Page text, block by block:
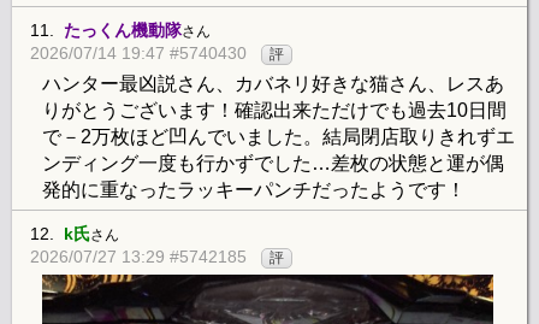
11. たっくん機動隊さん
2026/07/14 19:47 #5740430 評
ハンター最凶説さん、カバネリ好きな猫さん、レスあ
りがとうございます！確認出来ただけでも過去10日間
で－2万枚ほど凹んでいました。結局閉店取りきれずエ
ンディング一度も行かずでした…差枚の状態と運が偶
発的に重なったラッキーパンチだったようです！
12. k氏さん
2026/07/27 13:29 #5742185 評